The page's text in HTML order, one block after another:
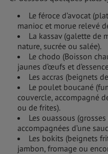
Le féroce d’avocat
manioc et morue relevé
La kassav (galette de
nature, sucrée ou salée).
Le chodo (Boisson
jaunes d’œufs et
Les accras (beignets
Le poulet boucané
couvercle, accompagné
ou de frites).
Les ouassous
accompagnées d’une
Les bokits (beignets
jambon, fromage ou